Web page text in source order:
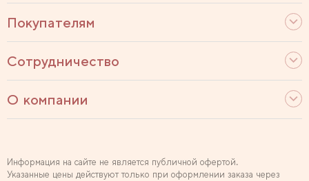
Покупателям
Сотрудничество
О компании
Информация на сайте не является публичной офертой.
Указанные цены действуют только при оформлении заказа через